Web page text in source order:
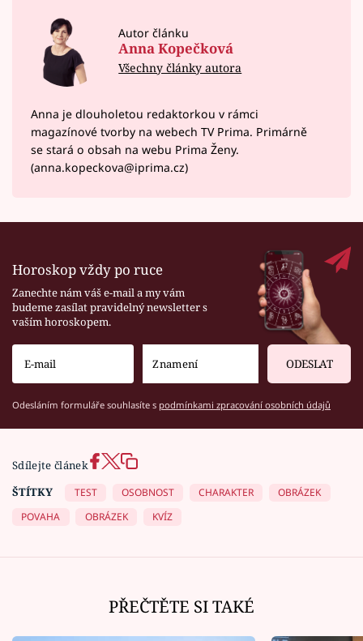
Autor článku
Anna Kopečková
Všechny články autora
Anna je dlouholetou redaktorkou v rámci
magazínové tvorby na webech TV Prima. Primárně
se stará o obsah na webu Prima Ženy.
(anna.kopeckova@iprima.cz)
Horoskop vždy po ruce
Zanechte nám váš e-mail a my vám
budeme zasílat pravidelný newsletter s
vaším horoskopem.
ODESLAT
Odesláním formuláře souhlasíte s podmínkami zpracování osobních údajů
Sdílejte článek
ŠTÍTKY
TEST OSOBNOST CHARAKTER
OBRÁZEK
POVAHA
OBRÁZEK KVÍZ
PŘEČTĚTE SI TAKÉ